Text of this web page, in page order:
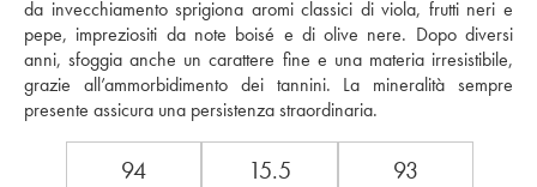
da invecchiamento sprigiona aromi classici di viola, frutti neri e
pepe, impreziositi da note boisé e di olive nere. Dopo diversi
anni, sfoggia anche un carattere fine e una materia irresistibile,
grazie all’ammorbidimento dei tannini. La mineralità sempre
94 15.5 93